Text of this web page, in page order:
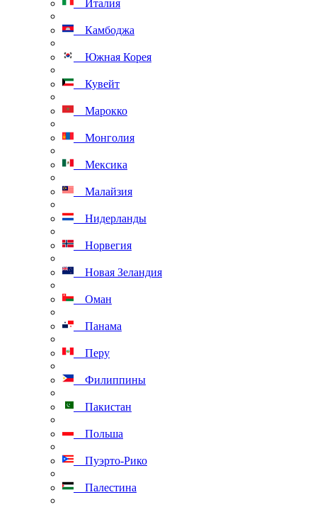
Италия
Камбоджа
Южная Корея
Кувейт
Марокко
Монголия
Мексика
Малайзия
Нидерланды
Норвегия
Новая Зеландия
Оман
Панама
Перу
Филиппины
Пакистан
Польша
Пуэрто-Рико
Палестина